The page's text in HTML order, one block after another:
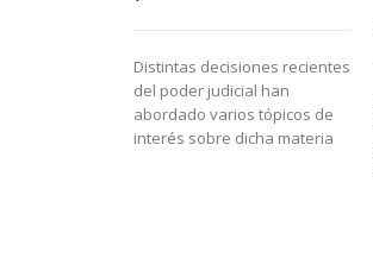
Distintas decisiones recientes
del poder judicial han
abordado varios tópicos de
interés sobre dicha materia